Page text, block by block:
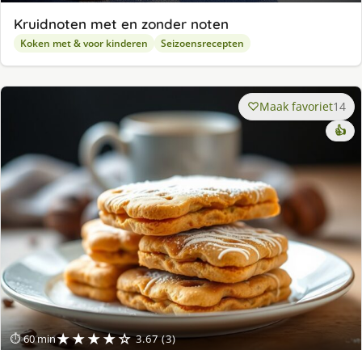
Kruidnoten met en zonder noten
Koken met & voor kinderen Seizoensrecepten
⏱ 60 min★★★★☆ 3.67 (3)
Maak favoriet14
👍